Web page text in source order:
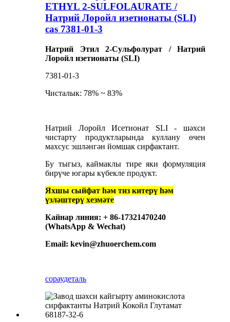
ETHYL 2-SULFOLAURATE /
Натрий Лоройл изетионаты (SLI)
cas 7381-01-3
Натрий Этил 2-Сульфолурат / Натрий
Лоройл изетионаты (SLI)
7381-01-3
Чисталык: 78% ~ 83%
Натрий Лоройл Исетионат SLI - шәхси
чистарту продуктларында куллану өчен
махсус эшләнгән йомшак сирфактант.
Бу тыгыз, каймаклы тире яки формуляция
бирүче югары күбекле продукт.
Яхшы сыйфат һәм тиз китерү һәм
үзләштерү хезмәте
Кайнар линия: + 86-17321470240
(WhatsApp & Wechat)
Email: kevin@zhuoerchem.com
сораудеталь